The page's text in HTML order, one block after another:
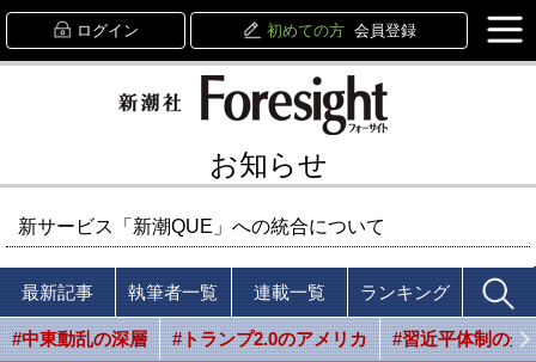
ログイン 初めての方 会員登録
お知らせ
新サービス「新潮QUE」への統合について
最新記事 執筆者一覧 連載一覧 ランキング
#中東動乱の深層 #トランプ2.0のアメリカ #習近平体制の光